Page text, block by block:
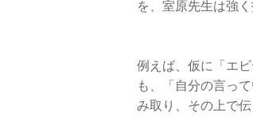
を、室原先生は強く
例えば、仮に「エ
も、「自分の言っ
み取り、その上で